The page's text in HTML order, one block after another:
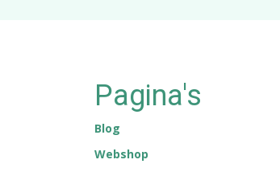
Pagina's
Blog
Webshop